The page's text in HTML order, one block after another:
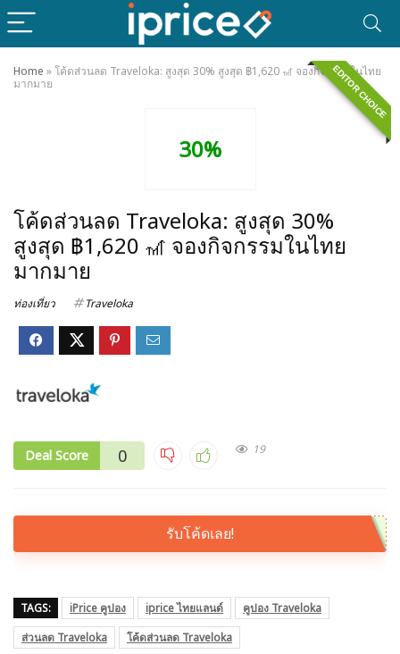
Home »โค้ดส่วนลด Traveloka: สูงสุด 30% สูงสุด ฿1,620 🎢 จองกิจกรรมในไทย
มากมาย
EDITOR CHOICE
30%
โค้ดส่วนลด Traveloka: สูงสุด 30%
สูงสุด ฿1,620 🎢 จองกิจกรรมในไทย
มากมาย
ท่องเที่ยว Traveloka
Deal Score 0 19
รับโค้ดเลย!
TAGS: iPrice คูปอง iprice ไทยแลนด์
คูปอง Traveloka
ส่วนลด Traveloka
โค้ดส่วนลด Traveloka